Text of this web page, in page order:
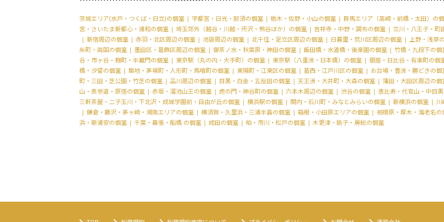
茨城エリア(水戸・つくば・日立)の個室 宇都宮・日光・那須の個室 栃木・佐野・小山の個室
群馬エリア（高崎・前橋・太田）の
宮・さいたま新都心・浦和の個室
埼玉郊外（越谷・川越・所沢・熊谷ほか）の個室 吉祥寺・中野・調布の個室
立川・八王子・町
新宿周辺の個室
赤羽・北区周辺の個室 池袋周辺の個室 北千住・足立区周辺の個室 日暮里・荒川区周辺の個室
上野・浅草
糸町・両国の個室
墨田区・葛飾区周辺の個室 御茶ノ水・秋葉原・神田の個室 飯田橋・水道橋・後楽園の個室
竹橋・九段下の個
谷・市ヶ谷・麹町・半蔵門の個室
東京駅（丸の内・大手町）の個室 東京駅（八重洲・日本橋）の個室
銀座・日比谷・有楽町の個
橋・汐留の個室
築地・茅場町・人形町・馬喰町の個室 東陽町・江東区の個室 葛西・江戸川区の個室
お台場・豊洲・勝どきの個
町・三田・芝公園・竹芝の個室
品川周辺の個室 目黒・白金・五反田の個室 天王洲・大井町・大森の個室
蒲田・大田区周辺の個
山・表参道・原宿の個室
赤坂・溜池山王の個室 虎の門・神谷町の個室 六本木周辺の個室 渋谷の個室
恵比寿・代官山・中目
三軒茶屋・二子玉川・下北沢・成城学園前・自由が丘の個室
横浜駅の個室 関内・石川町・みなとみらいの個室 新横浜の個室
川
鎌倉・藤沢・茅ヶ崎・湘南エリアの個室
横須賀・久里浜・三浦半島の個室 箱根・小田原エリアの個室
相模原・厚木・海老名の
浜・新浦安の個室
千葉・幕張・船橋 の個室 成田の個室 柏・市川・松戸の個室 木更津・銚子・房総の個室